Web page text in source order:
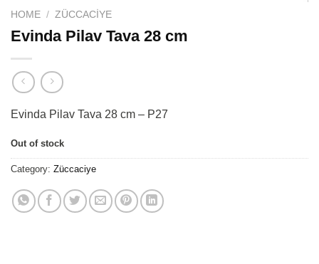
HOME / ZÜCCACIYE
Evinda Pilav Tava 28 cm
Evinda Pilav Tava 28 cm – P27
Out of stock
Category: Züccaciye